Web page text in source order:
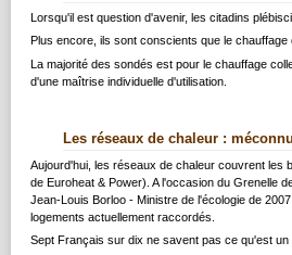
Lorsqu'il est question d'avenir, les citadins
Plus encore, ils sont conscients que le
La majorité des sondés est pour le chauffage
d'une maîtrise individuelle d'utilisation.
Les réseaux de chaleur :
Aujourd'hui, les réseaux de chaleur couvrent les
de Euroheat & Power). A l'occasion du Grenelle
Jean-Louis Borloo - Ministre de l'écologie de
logements actuellement raccordés.
Sept Français sur dix ne savent pas ce qu'est